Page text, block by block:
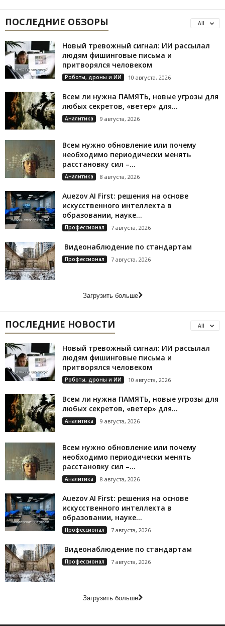
ПОСЛЕДНИЕ ОБЗОРЫ All
Новый тревожный сигнал: ИИ рассылал
людям фишинговые письма и
притворялся человеком
Роботы, дроны и ИИ 10 августа, 2026
Всем ли нужна ПАМЯТЬ, новые угрозы для
любых секретов, «ветер» для...
Аналитика 9 августа, 2026
Всем нужно обновление или почему
необходимо периодически менять
расстановку сил –...
Аналитика 8 августа, 2026
Auezov AI First: решения на основе
искусственного интеллекта в
образовании, науке...
Профессионал 7 августа, 2026
Видеонаблюдение по стандартам
Профессионал 7 августа, 2026
Загрузить больше
ПОСЛЕДНИЕ НОВОСТИ All
Новый тревожный сигнал: ИИ рассылал
людям фишинговые письма и
притворялся человеком
Роботы, дроны и ИИ 10 августа, 2026
Всем ли нужна ПАМЯТЬ, новые угрозы для
любых секретов, «ветер» для...
Аналитика 9 августа, 2026
Всем нужно обновление или почему
необходимо периодически менять
расстановку сил –...
Аналитика 8 августа, 2026
Auezov AI First: решения на основе
искусственного интеллекта в
образовании, науке...
Профессионал 7 августа, 2026
Видеонаблюдение по стандартам
Профессионал 7 августа, 2026
Загрузить больше